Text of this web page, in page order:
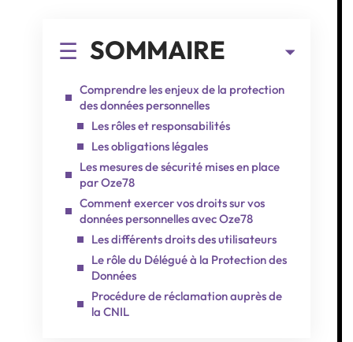
SOMMAIRE
Comprendre les enjeux de la protection
des données personnelles
Les rôles et responsabilités
Les obligations légales
Les mesures de sécurité mises en place
par Oze78
Comment exercer vos droits sur vos
données personnelles avec Oze78
Les différents droits des utilisateurs
Le rôle du Délégué à la Protection des
Données
Procédure de réclamation auprès de
la CNIL